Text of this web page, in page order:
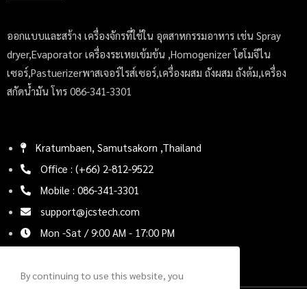
ออกแบบและสร้าง เครื่องจักรที่ใช้ใน อุตสาหกรรมอาหาร เช่น Spray
dryer,Evaporator เครื่องระเหยเข้มข้น ,Homogenizer โฮโมจีไน
เซอร์,Pastuerizerพาสเจอร์ไรส์เซอร์,เครื่องผสม ถังผสม ถังต้ม,เครื่อง
สกัดน้ำมัน โทร 086-341-3301
Kratumbaen, Samutsakorn ,Thailand
Office : (+66) 2-812-9522
Mobile : 086-341-3301
support@jcstech.com
Mon -Sat / 9:00 AM - 17:00 PM
By continuing to use this website, you